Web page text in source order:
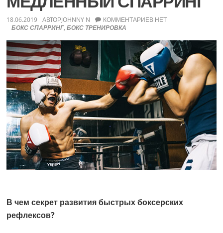
18.06.2019 АВТОРJOHNNY N
БОКС СПАРРИНГ,БОКС ТРЕНИРОВКА
КОММЕНТАРИЕВ НЕТ
В чем секрет развития быстрых боксерских
рефлексов?